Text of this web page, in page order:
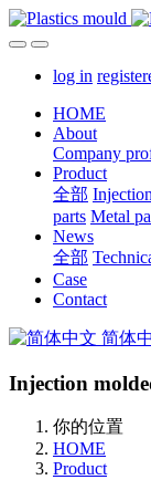
log in
HOME
About
Company
Product
全部
parts Metal
News
全部
Case
Contact
简体
Injection
你的位置
HOME
Product